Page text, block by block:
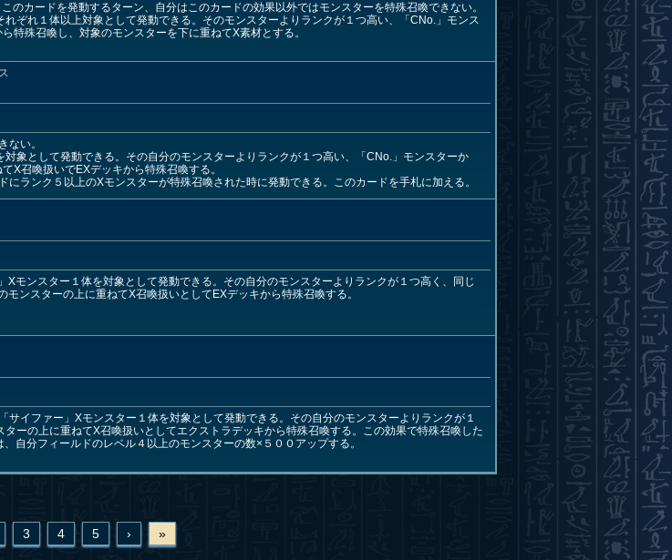
のカードを発動するターン、自分はこのカードの効果以外ではモンスターを特殊召喚できない。
ぞれ１体以上対象として発動できる。そのモンスターよりランクが１つ高い、「CNo.」モンス
特殊召喚し、対象のモンスターを下に重ねてX素材とする。
ない。
象として発動できる。その自分のモンスターよりランクが１つ高い、「CNo.」モンスターか
X召喚扱いでEXデッキから特殊召喚する。
ランク５以上のXモンスターが特殊召喚された時に発動できる。このカードを手札に加える。
モンスター１体を対象として発動できる。その自分のモンスターよりランクが１つ高く、同じ
ンスターの上に重ねてX召喚扱いとしてEXデッキから特殊召喚する。
イファー」Xモンスター１体を対象として発動できる。その自分のモンスターよりランクが１
ーの上に重ねてX召喚扱いとしてエクストラデッキから特殊召喚する。この効果で特殊召喚した
自分フィールドのレベル４以上のモンスターの数×５００アップする。
3 4 5 › »